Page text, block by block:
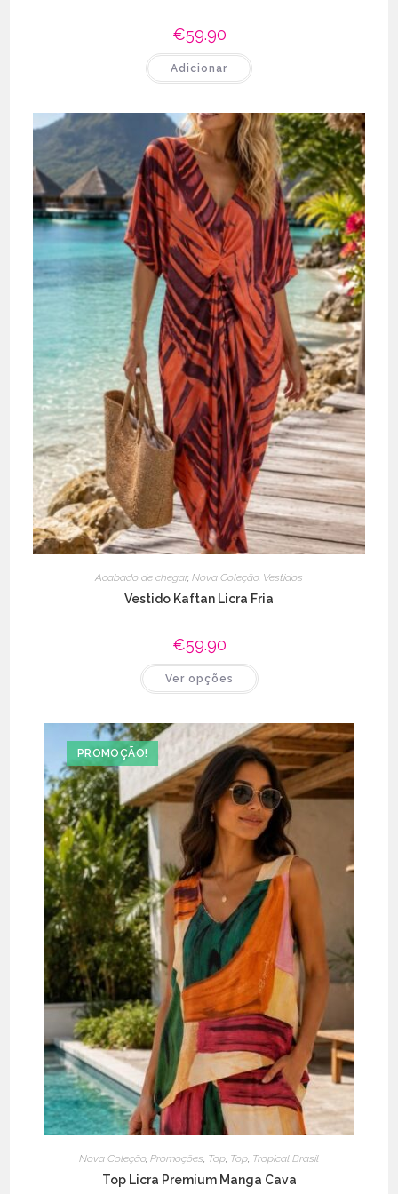
€59.90
Adicionar
Acabado de chegar, Nova Coleção, Vestidos
Vestido Kaftan Licra Fria
€59.90
Ver opções
product
The
options
may
be
chosen
on
the
product
page
PROMOÇÃO!
Nova Coleção, Promoções Top Top Tropical Brasil
Top Licra Premium Manga Cava